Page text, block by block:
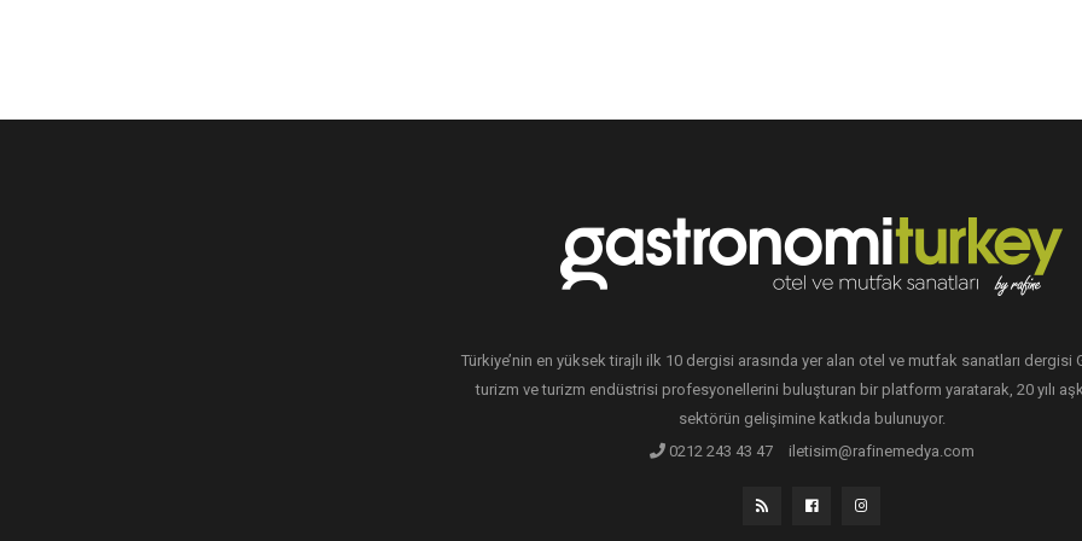
Türkiye’nin en yüksek tirajlı ilk 10 dergisi arasında yer alan otel ve mutfak sanatları dergisi
turizm ve turizm endüstrisi profesyonellerini buluşturan bir platform yaratarak, 20 yılı
sektörün gelişimine katkıda bulunuyor.
0212 243 43 47
iletisim@rafinemedya.com